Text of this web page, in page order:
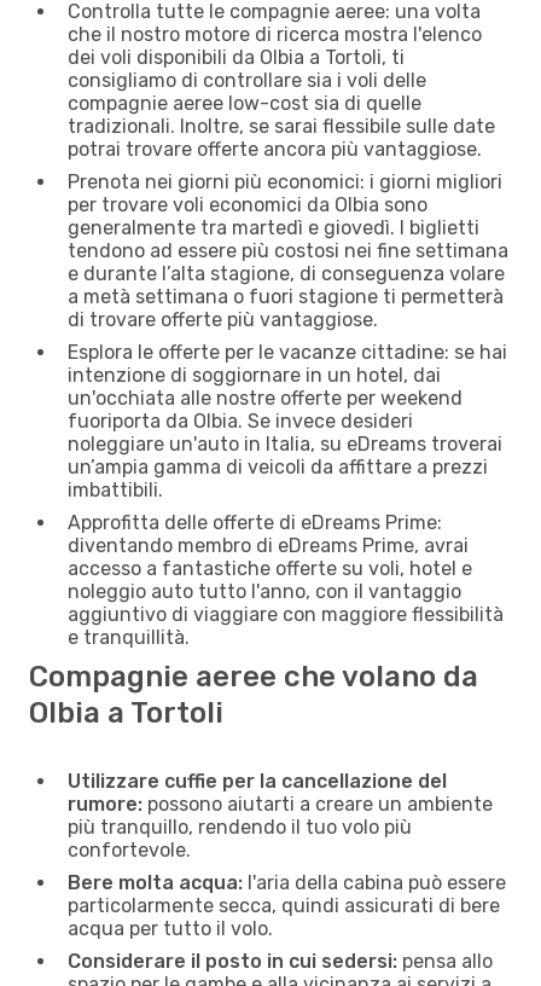
Controlla tutte le compagnie aeree: una volta
che il nostro motore di ricerca mostra l'elenco
dei voli disponibili da Olbia a Tortoli, ti
consigliamo di controllare sia i voli delle
compagnie aeree low-cost sia di quelle
tradizionali. Inoltre, se sarai flessibile sulle date
potrai trovare offerte ancora più vantaggiose.
Prenota nei giorni più economici: i giorni migliori
per trovare voli economici da Olbia sono
generalmente tra martedì e giovedì. I biglietti
tendono ad essere più costosi nei fine settimana
e durante l’alta stagione, di conseguenza volare
a metà settimana o fuori stagione ti permetterà
di trovare offerte più vantaggiose.
Esplora le offerte per le vacanze cittadine: se hai
intenzione di soggiornare in un hotel, dai
un'occhiata alle nostre offerte per weekend
fuoriporta da Olbia. Se invece desideri
noleggiare un'auto in Italia, su eDreams troverai
un’ampia gamma di veicoli da affittare a prezzi
imbattibili.
Approfitta delle offerte di eDreams Prime:
diventando membro di eDreams Prime, avrai
accesso a fantastiche offerte su voli, hotel e
noleggio auto tutto l'anno, con il vantaggio
aggiuntivo di viaggiare con maggiore flessibilità
e tranquillità.
Compagnie aeree che volano da
Olbia a Tortoli
Utilizzare cuffie per la cancellazione del
rumore: possono aiutarti a creare un ambiente
più tranquillo, rendendo il tuo volo più
confortevole.
Bere molta acqua: l'aria della cabina può essere
particolarmente secca, quindi assicurati di bere
acqua per tutto il volo.
Considerare il posto in cui sedersi: pensa allo